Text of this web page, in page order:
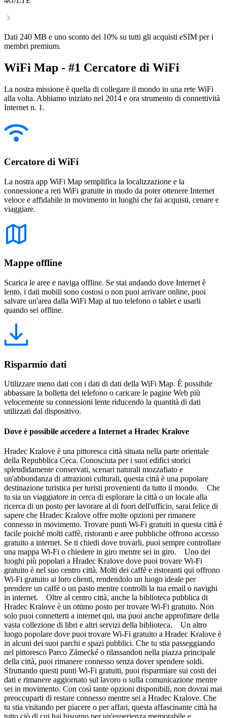
Dati 240 MB e uno sconto del 10% su tutti gli acquisti eSIM per i
membri premium.
WiFi Map - #1 Cercatore di WiFi
La nostra missione è quella di collegare il mondo in una rete WiFi
alla volta. Abbiamo iniziato nel 2014 e ora strumento di connettività
Internet n. 1.
Cercatore di WiFi
La nostra app WiFi Map semplifica la localizzazione e la
connessione a reti WiFi gratuite in modo da poter ottenere Internet
veloce e affidabile in movimento in luoghi che fai acquisti, cenare e
viaggiare.
Mappe offline
Scarica le aree e naviga offline. Se stai andando dove Internet è
lento, i dati mobili sono costosi o non puoi arrivare online, puoi
salvare un'area dalla WiFi Map al tuo telefono o tablet e usarli
quando sei offline.
Risparmio dati
Utilizzare meno dati con i dati di dati della WiFi Map. È possibile
abbassare la bolletta del telefono o caricare le pagine Web più
velocemente su connessioni lente riducendo la quantità di dati
utilizzati dal dispositivo.
Dove è possibile accedere a Internet a Hradec Kralove
Hradec Kralove è una pittoresca città situata nella parte orientale
della Repubblica Ceca. Conosciuta per i suoi edifici storici
splendidamente conservati, scenari naturali mozzafiato e
un'abbondanza di attrazioni culturali, questa città è una popolare
destinazione turistica per turisti provenienti da tutto il mondo. Che
tu sia un viaggiatore in cerca di esplorare la città o un locale alla
ricerca di un posto per lavorare al di fuori dell'ufficio, sarai felice di
sapere che Hradec Kralove offre molte opzioni per rimanere
connesso in movimento. Trovare punti Wi-Fi gratuiti in questa città è
facile poiché molti caffè, ristoranti e aree pubbliche offrono accesso
gratuito a internet. Se ti chiedi dove trovarli, puoi sempre controllare
una mappa Wi-Fi o chiedere in giro mentre sei in giro. Uno dei
luoghi più popolari a Hradec Kralove dove puoi trovare Wi-Fi
gratuito è nel suo centro città. Molti dei caffè e ristoranti qui offrono
Wi-Fi gratuito ai loro clienti, rendendolo un luogo ideale per
prendere un caffè o un pasto mentre controlli la tua email o navighi
in internet. Oltre al centro città, anche la biblioteca pubblica di
Hradec Kralove è un ottimo posto per trovare Wi-Fi gratuito. Non
solo puoi connetterti a internet qui, ma puoi anche approfittare della
vasta collezione di libri e altri servizi della biblioteca. Un altro
luogo popolare dove puoi trovare Wi-Fi gratuito a Hradec Kralove è
in alcuni dei suoi parchi e spazi pubblici. Che tu stia passeggiando
nel pittoresco Parco Zámecké o rilassandoti nella piazza principale
della città, puoi rimanere connesso senza dover spendere soldi.
Sfruttando questi punti Wi-Fi gratuiti, puoi risparmiare sui costi dei
dati e rimanere aggiornato sul lavoro o sulla comunicazione mentre
sei in movimento. Con così tante opzioni disponibili, non dovrai mai
preoccuparti di restare connesso mentre sei a Hradec Kralove. Che
tu stia visitando per piacere o per affari, questa affascinante città ha
tutto ciò di cui hai bisogno per un'esperienza memorabile e